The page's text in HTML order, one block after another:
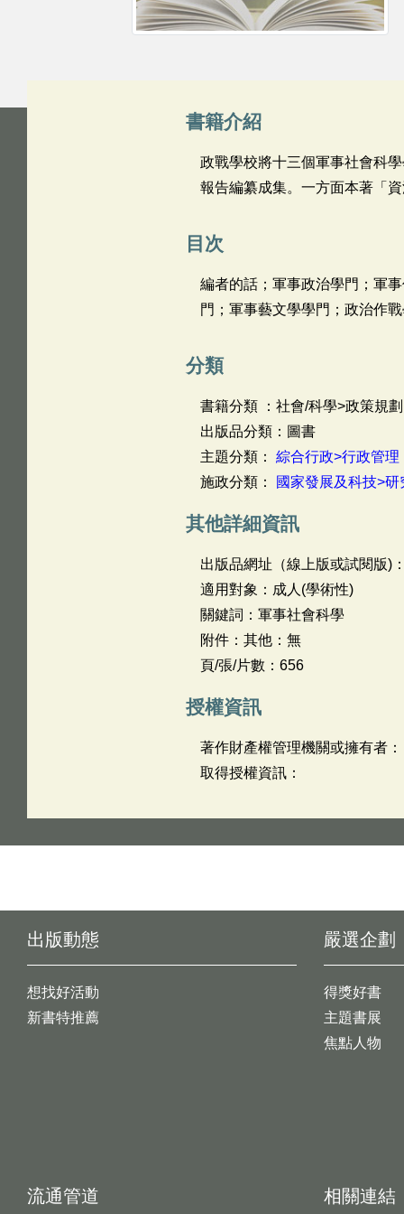
書籍介紹
政戰學校將十三個軍事社會科
報告編纂成集。一方面本著「
目次
編者的話；軍事政治學門；軍
門；軍事藝文學學門；政治作
分類
書籍分類 ：社會/科學>政策規劃
出版品分類：圖書
主題分類： 綜合行政>行政管理
施政分類：
國家發展及科技>研
其他詳細資訊
出版品網址（線上版或試閱版)
適用對象：成人(學術性)
關鍵詞：軍事社會科學
附件：其他：無
頁/張/片數：656
授權資訊
著作財產權管理機關或擁有者：
取得授權資訊：
出版動態
想找好活動
新書特推薦
嚴選企劃
得獎好書
主題書展
焦點人物
流通管道 相關連結